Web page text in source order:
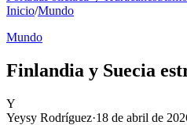
Inicio/Mundo
Mundo
Finlandia y Suecia
Y
Yeysy Rodríguez·18 de abril de